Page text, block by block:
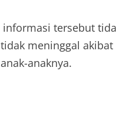
tersebut
meninggal
anaknya.